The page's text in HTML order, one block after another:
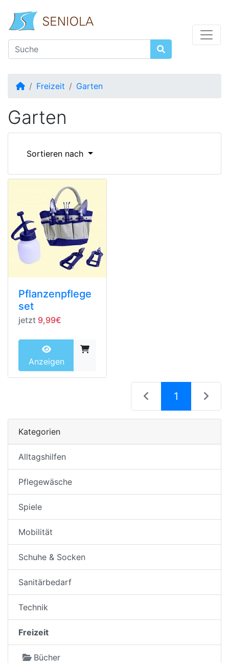
Startseite
Freizeit Garten
Garten
Sortieren nach
Pflanzenpflege
set
jetzt 9,99€
Anzeigen
1 (current)
Kategorien
Alltagshilfen
Pflegewäsche
Spiele
Mobilität
Schuhe & Socken
Sanitärbedarf
Technik
Freizeit
Bücher